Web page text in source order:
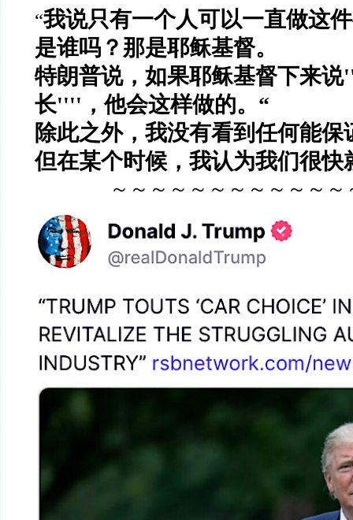
“我说只有一个人可以一直做这
是谁吗？那是耶稣基督。
特朗普说，如果耶稣基督下来说
长'''' ，他会这样做的。 “
除此之外，我没有看到任何能保
但在某个时候，我认为我们很快
～～～～～～～～～～～～